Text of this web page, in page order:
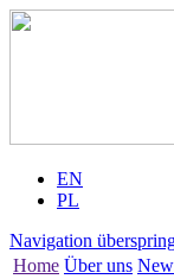
EN
PL
Navigation
Home Über uns